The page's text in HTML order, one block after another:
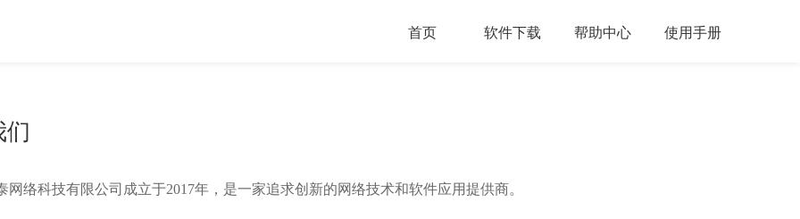
首页 软件下载 帮助中心 使用手册
们
网络科技有限公司成立于2017年，是一家追求创新的网络技术和软件应用提供商。